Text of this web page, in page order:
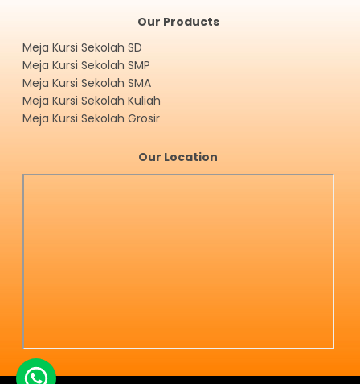
Our Products
Meja Kursi Sekolah SD
Meja Kursi Sekolah SMP
Meja Kursi Sekolah SMA
Meja Kursi Sekolah Kuliah
Meja Kursi Sekolah Grosir
Our Location